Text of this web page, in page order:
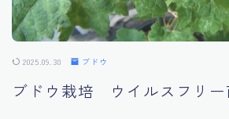
2025.09.30 ブドウ
ブドウ栽培 ウイルスフリー